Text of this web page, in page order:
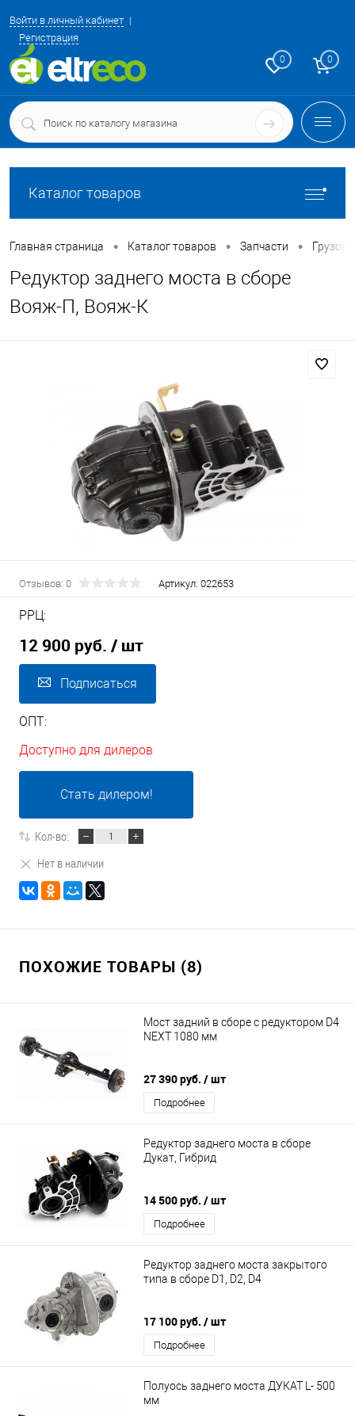
Войти в личный кабинет
Регистрация
0 0
Каталог товаров
Главная страница • Каталог товаров • Запчасти •
Редуктор заднего моста в сборе
Вояж-П, Вояж-К
Отзывов: 0 Артикул: 022653
РРЦ:
12 900 руб. / шт
Подписаться
ОПТ:
Доступно для дилеров
Стать дилером!
Кол-во:
Нет в наличии
ПОХОЖИЕ ТОВАРЫ (8)
Мост задний в сборе с редуктором D4
NEXT 1080 мм
27 390 руб. / шт
Подробнее
Редуктор заднего моста в сборе
Дукат, Гибрид
14 500 руб. / шт
Подробнее
Редуктор заднего моста закрытого
типа в сборе D1, D2, D4
17 100 руб. / шт
Подробнее
Полуось заднего моста ДУКАТ L- 500
мм